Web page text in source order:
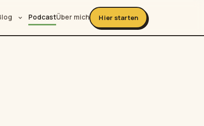
PodcastÜber mich Hier starten